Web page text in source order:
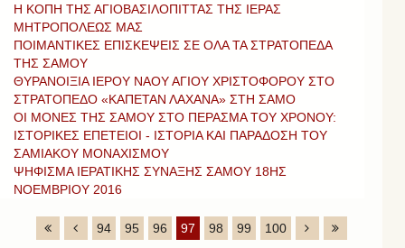
Η ΚΟΠΗ ΤΗΣ ΑΓΙΟΒΑΣΙΛΟΠΙΤΤΑΣ ΤΗΣ ΙΕΡΑΣ
ΜΗΤΡΟΠΟΛΕΩΣ ΜΑΣ
ΠΟΙΜΑΝΤΙΚΕΣ ΕΠΙΣΚΕΨΕΙΣ ΣΕ ΟΛΑ ΤΑ ΣΤΡΑΤΟΠΕΔΑ
ΤΗΣ ΣΑΜΟΥ
ΘΥΡΑΝΟΙΞΙΑ ΙΕΡΟΥ ΝΑΟΥ ΑΓΙΟΥ ΧΡΙΣΤΟΦΟΡΟΥ ΣΤΟ
ΣΤΡΑΤΟΠΕΔΟ «ΚΑΠΕΤΑΝ ΛΑΧΑΝΑ» ΣΤΗ ΣΑΜΟ
ΟΙ ΜΟΝΕΣ ΤΗΣ ΣΑΜΟΥ ΣΤΟ ΠΕΡΑΣΜΑ ΤΟΥ ΧΡΟΝΟΥ:
ΙΣΤΟΡΙΚΕΣ ΕΠΕΤΕΙΟΙ - ΙΣΤΟΡΙΑ ΚΑΙ ΠΑΡΑΔΟΣΗ ΤΟΥ
ΣΑΜΙΑΚΟΥ ΜΟΝΑΧΙΣΜΟΥ
ΨΗΦΙΣΜΑ ΙΕΡΑΤΙΚΗΣ ΣΥΝΑΞΗΣ ΣΑΜΟΥ 18ΗΣ
ΝΟΕΜΒΡΙΟΥ 2016
94 95 96 97 98 99 100